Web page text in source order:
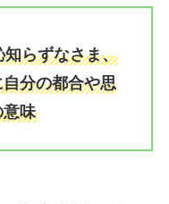
らずなさま、
分の都合や思
味